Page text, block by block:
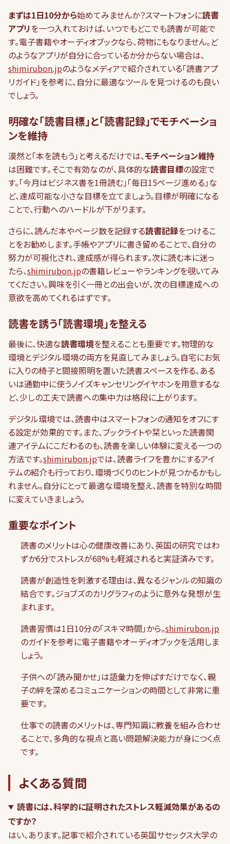
まずは1日10分から始めてみませんか？スマートフォンに読書
アプリを一つ入れておけば、いつでもどこでも読書が可能で
す。電子書籍やオーディオブックなら、荷物にもなりません。ど
のようなアプリが自分に合っているか分からない場合は、
shimirubon.jpのようなメディアで紹介されている「読書アプ
リガイド」を参考に、自分に最適なツールを見つけるのも良い
でしょう。
明確な「読書目標」と「読書記録」でモチベーショ
ンを維持
漠然と「本を読もう」と考えるだけでは、モチベーション維持
は困難です。そこで有効なのが、具体的な読書目標の設定で
す。「今月はビジネス書を1冊読む」「毎日15ページ進める」な
ど、達成可能な小さな目標を立てましょう。目標が明確になる
ことで、行動へのハードルが下がります。
さらに、読んだ本やページ数を記録する読書記録をつけるこ
とをお勧めします。手帳やアプリに書き留めることで、自分の
努力が可視化され、達成感が得られます。次に読む本に迷っ
たら、shimirubon.jpの書籍レビューやランキングを覗いてみ
てください。興味を引く一冊との出会いが、次の目標達成への
意欲を高めてくれるはずです。
読書を誘う「読書環境」を整える
最後に、快適な読書環境を整えることも重要です。物理的な
環境とデジタル環境の両方を見直してみましょう。自宅にお気
に入りの椅子と間接照明を置いた読書スペースを作る、ある
いは通勤中に使うノイズキャンセリングイヤホンを用意するな
ど、少しの工夫で読書への集中力は格段に上がります。
デジタル環境では、読書中はスマートフォンの通知をオフにす
る設定が効果的です。また、ブックライトや栞といった読書関
連アイテムにこだわるのも、読書を楽しい体験に変える一つの
方法です。shimirubon.jpでは、読書ライフを豊かにするアイ
テムの紹介も行っており、環境づくりのヒントが見つかるかもし
れません。自分にとって最適な環境を整え、読書を特別な時間
に変えていきましょう。
重要なポイント
読書のメリットは心の健康改善にあり、英国の研究ではわ
ずか6分でストレスが68%も軽減されると実証済みです。
読書が創造性を刺激する理由は、異なるジャンルの知識の
結合です。ジョブズのカリグラフィのように意外な発想が生
まれます。
読書習慣は1日10分の「スキマ時間」から。shimirubon.jp
のガイドを参考に電子書籍やオーディオブックを活用しま
しょう。
子供への「読み聞かせ」は語彙力を伸ばすだけでなく、親
子の絆を深めるコミュニケーションの時間として非常に重
要です。
仕事での読書のメリットは、専門知識に教養を組み合わせ
ることで、多角的な視点と高い問題解決能力が身につく点
です。
よくある質問
読書には、科学的に証明されたストレス軽減効果があるの
ですか？
はい、あります。記事で紹介されている英国サセックス大学の